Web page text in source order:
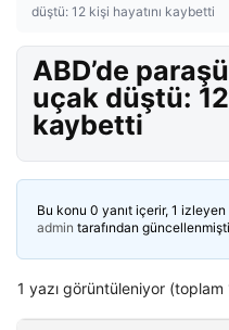
düştü: 12 kişi hayatını kaybetti
ABD’de
uçak düştü:
kaybetti
Bu konu 0 yanıt içerir, 1 izleyen
admin tarafından
1 yazı görüntüleniyor (toplam